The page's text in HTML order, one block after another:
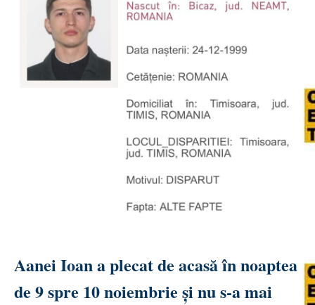
Aanei Ioan a plecat de acasă în noaptea
de 9 spre 10 noiembrie și nu s-a mai